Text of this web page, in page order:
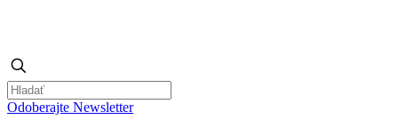
Odoberajte Newsletter